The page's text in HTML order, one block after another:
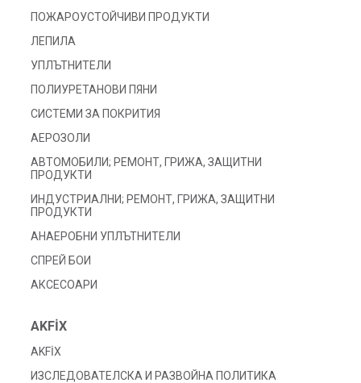
ПОЖАРОУСТОЙЧИВИ ПРОДУКТИ
ЛЕПИЛА
УПЛЪТНИТЕЛИ
ПОЛИУРЕТАНОВИ ПЯНИ
СИСТЕМИ ЗА ПОКРИТИЯ
АЕРОЗОЛИ
АВТОМОБИЛИ; РЕМОНТ, ГРИЖА, ЗАЩИТНИ
ПРОДУКТИ
ИНДУСТРИАЛНИ; РЕМОНТ, ГРИЖА, ЗАЩИТНИ
ПРОДУКТИ
АНАЕРОБНИ УПЛЪТНИТЕЛИ
СПРЕЙ БОИ
АКСЕСОАРИ
AKFİX
AKFİX
ИЗСЛЕДОВАТЕЛСКА И РАЗВОЙНА ПОЛИТИКА